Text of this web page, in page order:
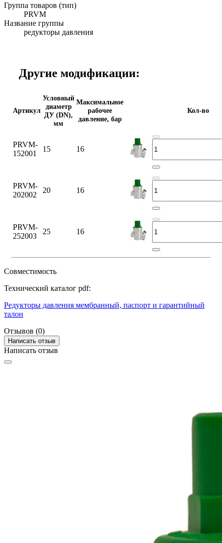
Группа товаров (тип)
PRVM
Название группы
редукторы давления
Другие модификации:
Артикул
Условный
диаметр
ДУ (DN),
мм
Максимальное
рабочее
давление, бар
Кол-во
PRVM-
152001
15 16
PRVM-
202002
20 16
PRVM-
252003
25 16
Совместимость
Технический каталог pdf:
Редукторы давления мембранный, паспорт и гарантийный
талон
Отзывов (0)
Написать отзыв
Написать отзыв